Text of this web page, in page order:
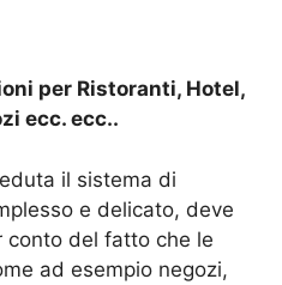
per Ristoranti, Hotel,
ecc. ecc..
il sistema di
e delicato, deve
conto del fatto che le
ad esempio negozi,